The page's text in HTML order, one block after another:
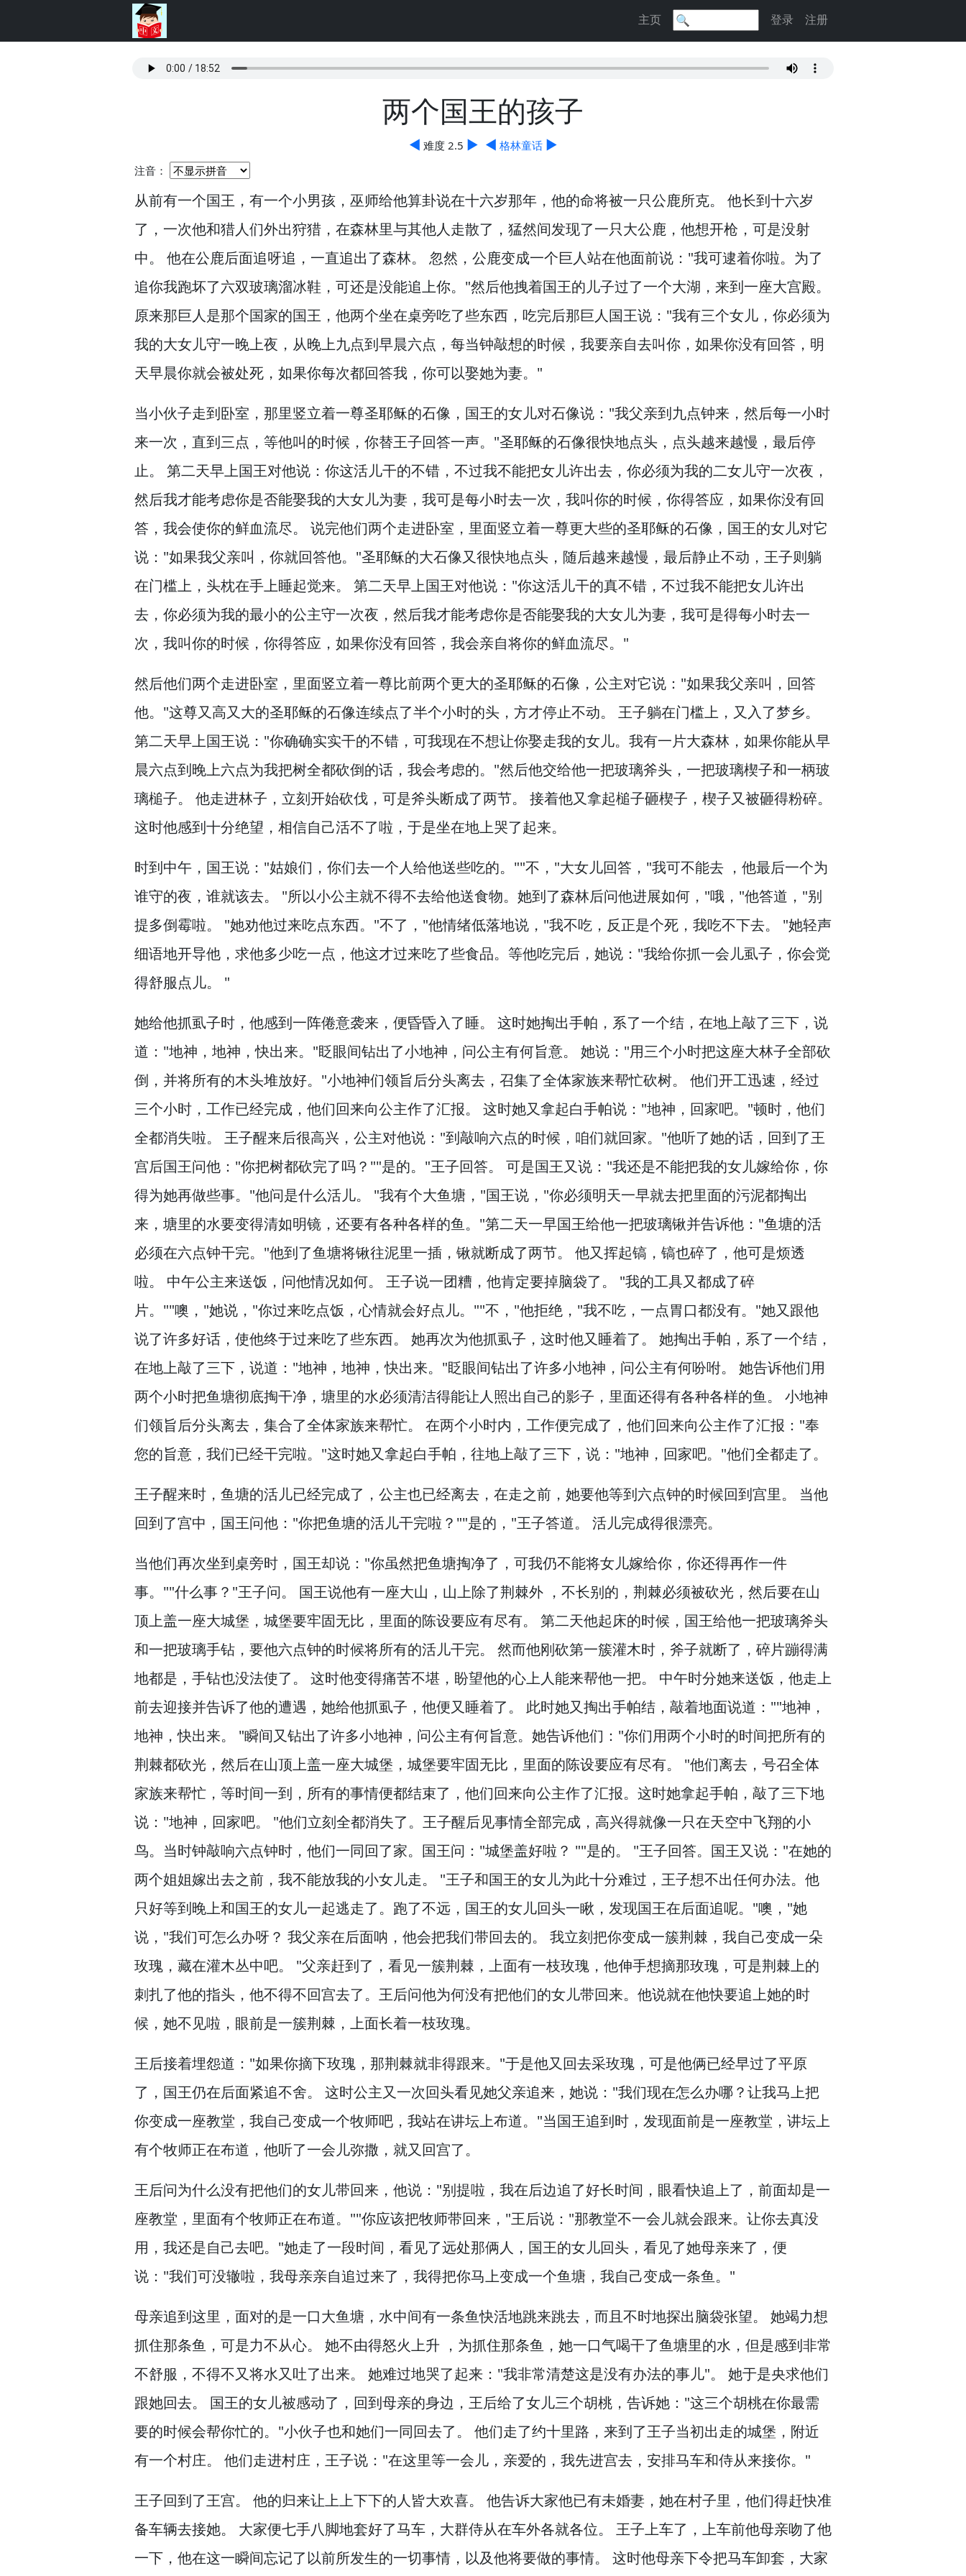
主页 登录 注册
两个国王的孩子
◀ 难度 2.5 ▶ ◀ 格林童话 ▶
注音：
从前有一个国王， 有一个小男孩， 巫师给他算卦说在十六岁那年， 他的命将被一只公鹿所克。
他长到十六岁
了， 一次他和猎人们外出狩猎， 在森林里与其他人走散了， 猛然间发现了一只大公鹿， 他想开枪， 可是没射
中。
他在公鹿后面追呀追， 一直追出了森林。 忽然， 公鹿变成一个巨人站在他面前说："我可逮着你啦。 为了
追你我跑坏了六双玻璃溜冰鞋， 可还是没能追上你。 "然后他拽着国王的儿子过了一个大湖， 来到一座大宫殿。
原来那巨人是那个国家的国王， 他两个坐在桌旁吃了些东西， 吃完后那巨人国王说："我有三个女儿， 你必须为
我的大女儿守一晚上夜， 从晚上九点到早晨六点， 每当钟敲想的时候， 我要亲自去叫你， 如果你没有回答， 明
天早晨你就会被处死， 如果你每次都回答我， 你可以娶她为妻。 "
当小伙子走到卧室， 那里竖立着一尊圣耶稣的石像， 国王的女儿对石像说："我父亲到九点钟来， 然后每一小时
来一次， 直到三点， 等他叫的时候， 你替王子回答一声。 "圣耶稣的石像很快地点头， 点头越来越慢， 最后停
止。
第二天早上国王对他说：你这活儿干的不错， 不过我不能把女儿许出去， 你必须为我的二女儿守一次夜，
然后我才能考虑你是否能娶我的大女儿为妻， 我可是每小时去一次， 我叫你的时候， 你得答应， 如果你没有回
答， 我会使你的鲜血流尽。 说完他们两个走进卧室， 里面竖立着一尊更大些的圣耶稣的石像， 国王的女儿对它
说："如果我父亲叫， 你就回答他。 "圣耶稣的大石像又很快地点头， 随后越来越慢， 最后静止不动， 王子则躺
在门槛上， 头枕在手上睡起觉来。 第二天早上国王对他说："你这活儿干的真不错， 不过我不能把女儿许出
去， 你必须为我的最小的公主守一次夜， 然后我才能考虑你是否能娶我的大女儿为妻， 我可是得每小时去一
次， 我叫你的时候， 你得答应， 如果你没有回答， 我会亲自将你的鲜血流尽。 "
然后他们两个走进卧室， 里面竖立着一尊比前两个更大的圣耶稣的石像， 公主对它说："如果我父亲叫， 回答
他。 "这尊又高又大的圣耶稣的石像连续点了半个小时的头， 方才停止不动。 王子躺在门槛上， 又入了梦乡。
第二天早上国王说："你确确实实干的不错， 可我现在不想让你娶走我的女儿。 我有一片大森林， 如果你能从早
晨六点到晚上六点为我把树全都砍倒的话， 我会考虑的。 "然后他交给他一把玻璃斧头， 一把玻璃楔子和一柄玻
璃槌子。
他走进林子， 立刻开始砍伐， 可是斧头断成了两节。 接着他又拿起槌子砸楔子， 楔子又被砸得粉碎。
这时他感到十分绝望， 相信自己活不了啦， 于是坐在地上哭了起来。
时到中午， 国王说："姑娘们， 你们去一个人给他送些吃的。 ""不， "大女儿回答， "我可不能去 ， 他最后一个为
谁守的夜， 谁就该去。 "所以小公主就不得不去给他送食物。 她到了森林后问他进展如何， "哦， "他答道， "别
提多倒霉啦。
"她劝他过来吃点东西。 "不了， "他情绪低落地说， "我不吃， 反正是个死， 我吃不下去。
"她轻声
细语地开导他， 求他多少吃一点， 他这才过来吃了些食品。 等他吃完后， 她说："我给你抓一会儿虱子， 你会觉
得舒服点儿。
"
她给他抓虱子时， 他感到一阵倦意袭来， 便昏昏入了睡。 这时她掏出手帕， 系了一个结， 在地上敲了三下， 说
道："地神， 地神，快出来。 "眨眼间钻出了小地神， 问公主有何旨意。
她说："用三个小时把这座大林子全部砍
倒， 并将所有的木头堆放好。 "小地神们领旨后分头离去， 召集了全体家族来帮忙砍树。 他们开工迅速， 经过
三个小时， 工作已经完成， 他们回来向公主作了汇报。 这时她又拿起白手帕说："地神， 回家吧。 "顿时， 他们
全都消失啦。
王子醒来后很高兴， 公主对他说："到敲响六点的时候， 咱们就回家。 "他听了她的话， 回到了王
宫后国王问他："你把树都砍完了吗？ ""是的。 "王子回答。 可是国王又说："我还是不能把我的女儿嫁给你， 你
得为她再做些事。 "他问是什么活儿。 "我有个大鱼塘， "国王说， "你必须明天一早就去把里面的污泥都掏出
来， 塘里的水要变得清如明镜， 还要有各种各样的鱼。 "第二天一早国王给他一把玻璃锹并告诉他："鱼塘的活
必须在六点钟干完。 "他到了鱼塘将锹往泥里一插， 锹就断成了两节。 他又挥起镐， 镐也碎了， 他可是烦透
啦。
中午公主来送饭， 问他情况如何。 王子说一团糟， 他肯定要掉脑袋了。
"我的工具又都成了碎
片。 ""噢， "她说， "你过来吃点饭，心情就会好点儿。 ""不， "他拒绝， "我不吃， 一点胃口都没有。 "她又跟他
说了许多好话， 使他终于过来吃了些东西。 她再次为他抓虱子， 这时他又睡着了。 她掏出手帕， 系了一个结，
在地上敲了三下， 说道："地神， 地神，快出来。 "眨眼间钻出了许多小地神， 问公主有何吩咐。
她告诉他们用
两个小时把鱼塘彻底掏干净， 塘里的水必须清洁得能让人照出自己的影子， 里面还得有各种各样的鱼。
小地神
们领旨后分头离去， 集合了全体家族来帮忙。 在两个小时内， 工作便完成了， 他们回来向公主作了汇报："奉
您的旨意， 我们已经干完啦。 "这时她又拿起白手帕， 往地上敲了三下， 说："地神， 回家吧。 "他们全都走了。
王子醒来时， 鱼塘的活儿已经完成了， 公主也已经离去， 在走之前， 她要他等到六点钟的时候回到宫里。
当他
回到了宫中， 国王问他："你把鱼塘的活儿干完啦？ ""是的， "王子答道。 活儿完成得很漂亮。
当他们再次坐到桌旁时， 国王却说："你虽然把鱼塘掏净了， 可我仍不能将女儿嫁给你， 你还得再作一件
事。 ""什么事？ "王子问。 国王说他有一座大山， 山上除了荆棘外 ， 不长别的， 荆棘必须被砍光， 然后要在山
顶上盖一座大城堡， 城堡要牢固无比， 里面的陈设要应有尽有。 第二天他起床的时候， 国王给他一把玻璃斧头
和一把玻璃手钻， 要他六点钟的时候将所有的活儿干完。 然而他刚砍第一簇灌木时， 斧子就断了， 碎片蹦得满
地都是， 手钻也没法使了。 这时他变得痛苦不堪， 盼望他的心上人能来帮他一把。 中午时分她来送饭， 他走上
前去迎接并告诉了他的遭遇， 她给他抓虱子， 他便又睡着了。 此时她又掏出手帕结， 敲着地面说道：""地神，
地神，快出来。 "瞬间又钻出了许多小地神， 问公主有何旨意。 她告诉他们："你们用两个小时的时间把所有的
荆棘都砍光， 然后在山顶上盖一座大城堡， 城堡要牢固无比， 里面的陈设要应有尽有。 "他们离去， 号召全体
家族来帮忙， 等时间一到， 所有的事情便都结束了， 他们回来向公主作了汇报。 这时她拿起手帕， 敲了三下地
说："地神， 回家吧。 "他们立刻全都消失了。 王子醒后见事情全部完成， 高兴得就像一只在天空中飞翔的小
鸟。 当时钟敲响六点钟时， 他们一同回了家。 国王问："城堡盖好啦？ ""是的。 "王子回答。 国王又说："在她的
两个姐姐嫁出去之前， 我不能放我的小女儿走。 "王子和国王的女儿为此十分难过， 王子想不出任何办法。 他
只好等到晚上和国王的女儿一起逃走了。 跑了不远， 国王的女儿回头一瞅， 发现国王在后面追呢。 "噢， "她
说， "我们可怎么办呀？ 我父亲在后面呐， 他会把我们带回去的。 我立刻把你变成一簇荆棘， 我自己变成一朵
玫瑰， 藏在灌木丛中吧。 "父亲赶到了， 看见一簇荆棘， 上面有一枝玫瑰， 他伸手想摘那玫瑰， 可是荆棘上的
刺扎了他的指头， 他不得不回宫去了。 王后问他为何没有把他们的女儿带回来。 他说就在他快要追上她的时
候， 她不见啦， 眼前是一簇荆棘， 上面长着一枝玫瑰。
王后接着埋怨道："如果你摘下玫瑰， 那荆棘就非得跟来。 "于是他又回去采玫瑰， 可是他俩已经早过了平原
了， 国王仍在后面紧追不舍。 这时公主又一次回头看见她父亲追来， 她说："我们现在怎么办哪？让我马上把
你变成一座教堂， 我自己变成一个牧师吧， 我站在讲坛上布道。 "当国王追到时， 发现面前是一座教堂， 讲坛上
有个牧师正在布道， 他听了一会儿弥撒， 就又回宫了。
王后问为什么没有把他们的女儿带回来， 他说："别提啦， 我在后边追了好长时间， 眼看快追上了， 前面却是一
座教堂， 里面有个牧师正在布道。 ""你应该把牧师带回来， "王后说："那教堂不一会儿就会跟来。 让你去真没
用， 我还是自己去吧。 "她走了一段时间， 看见了远处那俩人， 国王的女儿回头， 看见了她母亲来了， 便
说："我们可没辙啦， 我母亲亲自追过来了， 我得把你马上变成一个鱼塘， 我自己变成一条鱼。 "
母亲追到这里， 面对的是一口大鱼塘， 水中间有一条鱼快活地跳来跳去， 而且不时地探出脑袋张望。
她竭力想
抓住那条鱼， 可是力不从心。 她不由得怒火上升 ， 为抓住那条鱼， 她一口气喝干了鱼塘里的水， 但是感到非常
不舒服， 不得不又将水又吐了出来。 她难过地哭了起来："我非常清楚这是没有办法的事儿"。
她于是央求他们
跟她回去。
国王的女儿被感动了， 回到母亲的身边， 王后给了女儿三个胡桃， 告诉她："这三个胡桃在你最需
要的时候会帮你忙的。 "小伙子也和她们一同回去了。 他们走了约十里路， 来到了王子当初出走的城堡， 附近
有一个村庄。
他们走进村庄， 王子说："在这里等一会儿， 亲爱的， 我先进宫去， 安排马车和侍从来接你。 "
王子回到了王宫。 他的归来让上上下下的人皆大欢喜。 他告诉大家他已有未婚妻， 她在村子里， 他们得赶快准
备车辆去接她。
大家便七手八脚地套好了马车， 大群侍从在车外各就各位。 王子上车了， 上车前他母亲吻了他
一下， 他在这一瞬间忘记了以前所发生的一切事情， 以及他将要做的事情。 这时他母亲下令把马车卸套， 大家